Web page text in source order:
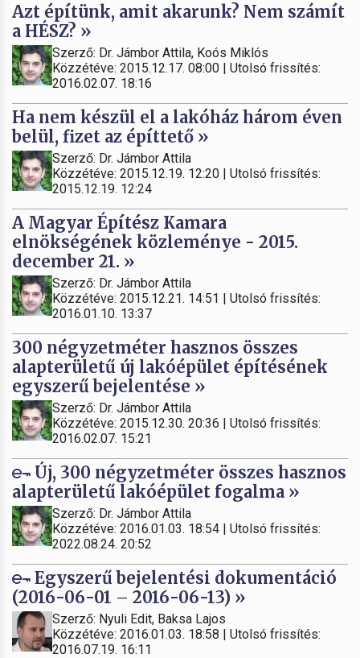
Azt építünk, amit akarunk? Nem számít
a HÉSZ? »
Szerző: Dr. Jámbor Attila, Koós Miklós
Közzétéve: 2015.12.17. 08:00 | Utolsó frissítés:
2016.02.07. 18:16
Ha nem készül el a lakóház három éven
belül, fizet az építtető »
Szerző: Dr. Jámbor Attila
Közzétéve: 2015.12.19. 12:20 | Utolsó frissítés:
2015.12.19. 12:24
A Magyar Építész Kamara
elnökségének közleménye - 2015.
december 21. »
Szerző: Dr. Jámbor Attila
Közzétéve: 2015.12.21. 14:51 | Utolsó frissítés:
2016.01.10. 13:37
300 négyzetméter hasznos összes
alapterületű új lakóépület építésének
egyszerű bejelentése »
Szerző: Dr. Jámbor Attila
Közzétéve: 2015.12.30. 20:36 | Utolsó frissítés:
2016.02.07. 15:21
Új, 300 négyzetméter összes hasznos
alapterületű lakóépület fogalma »
Szerző: Dr. Jámbor Attila
Közzétéve: 2016.01.03. 18:54 | Utolsó frissítés:
2022.08.24. 20:52
Egyszerű bejelentési dokumentáció
(2016-06-01 – 2016-06-13) »
Szerző: Nyuli Edit, Baksa Lajos
Közzétéve: 2016.01.03. 18:58 | Utolsó frissítés:
2016.07.19. 16:11